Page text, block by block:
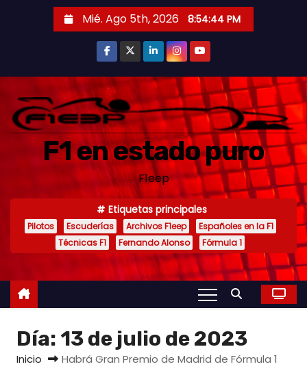
i
Mié. Ago 5th, 2026 8:54:46 PM
F1 en estado puro
F1eep
Etiquetas principales
Pilotos Escuderías Archivos F1eep
Españoles en la F1
Técnicas F1
Fernando Alonso Fórmula 1
Día: 13 de julio de 2023
Inicio Habrá Gran Premio de Madrid de Fórmula 1